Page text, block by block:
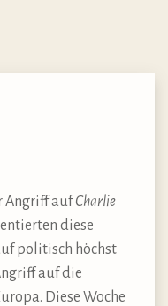
Angriff aufCharlie
diese
politisch höchst
auf die
Diese Woche